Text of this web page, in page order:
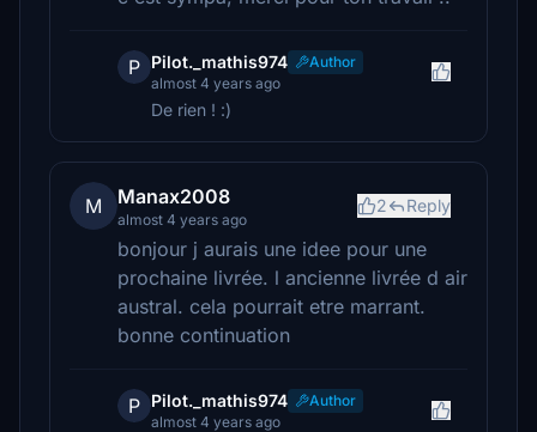
P Pilot._mathis974
Author
almost 4 years ago
De rien ! :)
M Manax2008
almost 4 years ago
2 Reply
bonjour j aurais une idee pour une
prochaine livrée. l ancienne livrée d air
austral. cela pourrait etre marrant.
bonne continuation
P Pilot._mathis974
Author
almost 4 years ago